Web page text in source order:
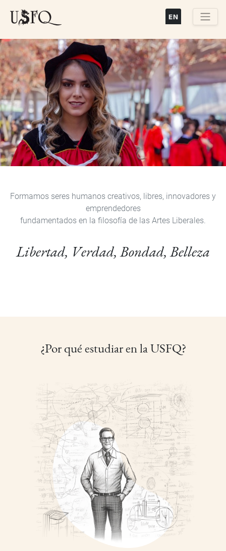
principal
Previous Next
Formamos seres humanos creativos, libres, innovadores y
emprendedores
fundamentados en la filosofía de las Artes Liberales.
Libertad, Verdad, Bondad, Belleza
¿Por qué estudiar en la USFQ?